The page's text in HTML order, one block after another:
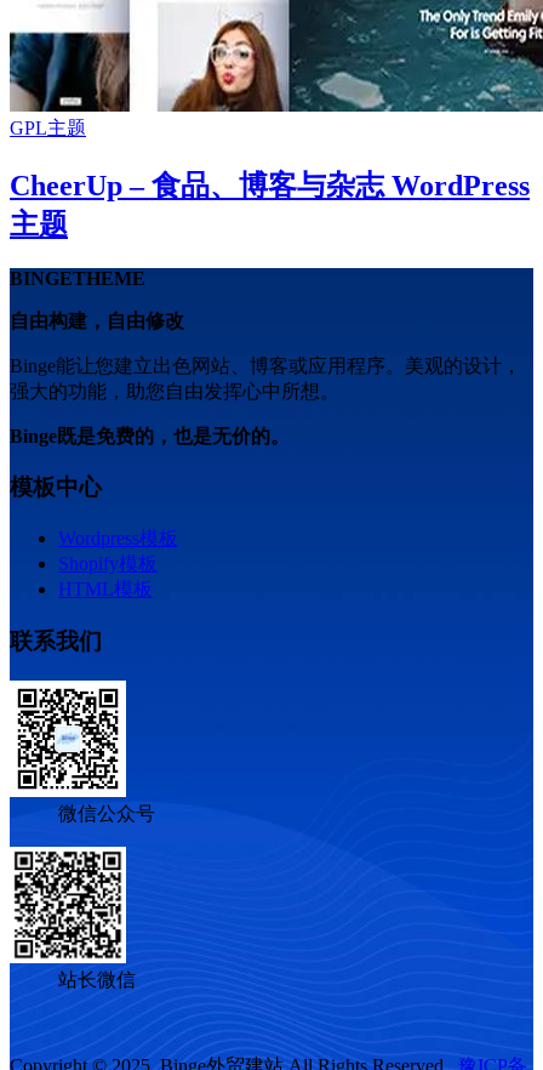
GPL主题
CheerUp – 食品、博客与杂志 WordPress
主题
BINGETHEME
自由构建，自由修改
Binge能让您建立出色网站、博客或应用程序。美观的设计，
强大的功能，助您自由发挥心中所想。
Binge既是免费的，也是无价的。
模板中心
Wordpress模板
Shopify模板
HTML模板
联系我们
微信公众号
站长微信
Copyright © 2025, Binge外贸建站 All Rights Reserved. 豫ICP备